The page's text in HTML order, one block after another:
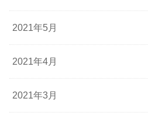
2021年5月
2021年4月
2021年3月